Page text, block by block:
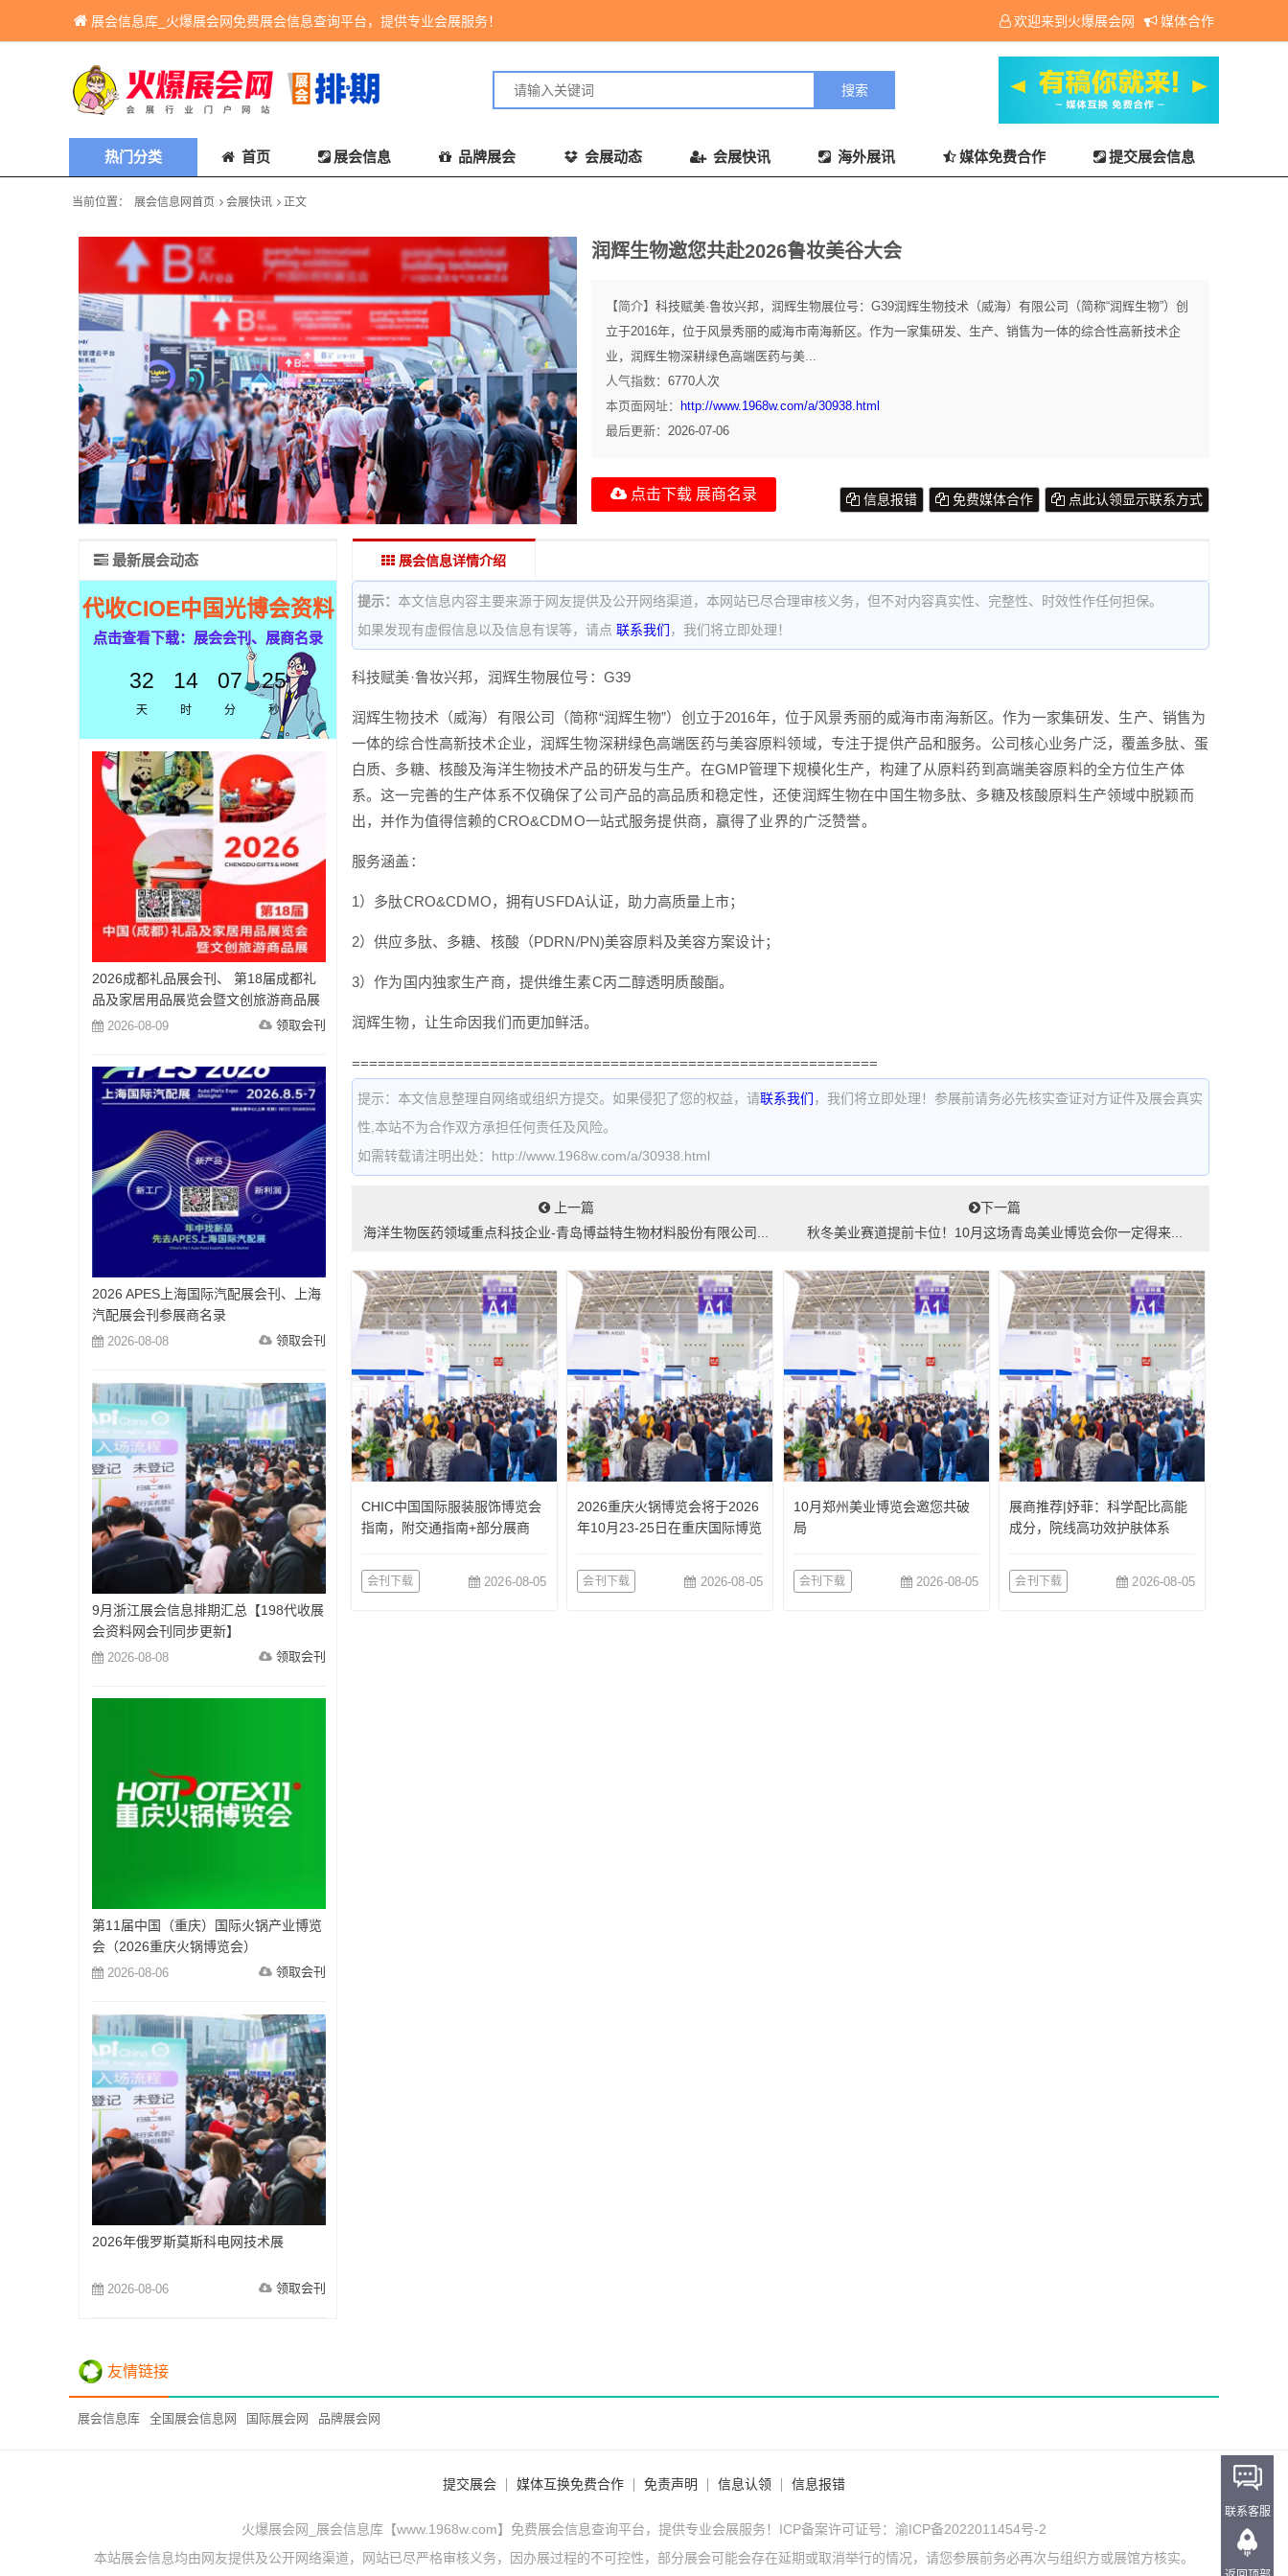
展会信息库_火爆展会网免费展会信息查询平台，提供专业会展服务！ 欢迎来到火爆展会网 媒体合作
热门分类 首页 展会信息 品牌展会 会展动态 会展快讯 海外展讯 媒体免费合作 提交展会信息
当前位置： 展会信息网首页 会展快讯 正文
润辉生物邀您共赴2026鲁妆美谷大会
【简介】 科技赋美·鲁妆兴邦，润辉生物展位号：G39润辉生物技术（威海）有限公司（简称“润辉生物”）创
立于2016年，位于风景秀丽的威海市南海新区。作为一家集研发、生产、销售为一体的综合性高新技术企
业，润辉生物深耕绿色高端医药与美...
人气指数： 6770人次
本页面网址：
http://www.1968w.com/a/30938.html
最后更新： 2026-07-06
点击下载 展商名录 点此认领显示联系方式
免费媒体合作
信息报错
展会信息详情介绍
提示： 本文信息内容主要来源于网友提供及公开网络渠道，本网站已尽合理审核义务，但不对内容真实性、完整性、时效性作任何担保。
如果发现有虚假信息以及信息有误等，请点 联系我们 ，我们将立即处理！
科技赋美·鲁妆兴邦，润辉生物展位号：G39
润辉生物技术（威海）有限公司（简称“润辉生物”）创立于2016年，位于风景秀丽的威海市南海新区。作为一家集研发、生产、销售为
一体的综合性高新技术企业，润辉生物深耕绿色高端医药与美容原料领域，专注于提供产品和服务。公司核心业务广泛，覆盖多肽、蛋
白质、多糖、核酸及海洋生物技术产品的研发与生产。在GMP管理下规模化生产，构建了从原料药到高端美容原料的全方位生产体
系。这一完善的生产体系不仅确保了公司产品的高品质和稳定性，还使润辉生物在中国生物多肽、多糖及核酸原料生产领域中脱颖而
出，并作为值得信赖的CRO&CDMO一站式服务提供商，赢得了业界的广泛赞誉。
服务涵盖：
1）多肽CRO&CDMO，拥有USFDA认证，助力高质量上市；
2）供应多肽、多糖、核酸（PDRN/PN)美容原料及美容方案设计；
3）作为国内独家生产商，提供维生素C丙二醇透明质酸酯。
润辉生物，让生命因我们而更加鲜活。
=============================================================
提示：本文信息整理自网络或组织方提交。如果侵犯了您的权益，请联系我们 ，我们将立即处理！参展前请务必先核实查证对方证件及展会真实
性,本站不为合作双方承担任何责任及风险。
如需转载请注明出处：http://www.1968w.com/a/30938.html
上一篇
海洋生物医药领域重点科技企业-青岛博益特生物材料股份有限公司...
下一篇
秋冬美业赛道提前卡位！10月这场青岛美业博览会你一定得来...
CHIC中国国际服装服饰博览会
指南，附交通指南+部分展商
会刊下载 2026-08-05
2026重庆火锅博览会将于2026
年10月23-25日在重庆国际博览
会刊下载 2026-08-05
10月郑州美业博览会邀您共破
局
会刊下载 2026-08-05
展商推荐|妤菲：科学配比高能
成分，院线高功效护肤体系
会刊下载 2026-08-05
最新展会动态
代收CIOE中国光博会资料
点击查看下载：展会会刊、展商名录
32
天
14
时
07
分
25
秒
2026成都礼品展会刊、 第18届成都礼
品及家居用品展览会暨文创旅游商品展
会刊参展商名录
2026-08-09 领取会刊
2026 APES上海国际汽配展会刊、上海
汽配展会刊参展商名录
2026-08-08 领取会刊
9月浙江展会信息排期汇总【198代收展
会资料网会刊同步更新】
2026-08-08 领取会刊
第11届中国（重庆）国际火锅产业博览
会（2026重庆火锅博览会）
2026-08-06 领取会刊
2026年俄罗斯莫斯科电网技术展
2026-08-06 领取会刊
友情链接
展会信息库 全国展会信息网 国际展会网 品牌展会网
提交展会 媒体互换免费合作 免责声明 信息认领 信息报错
火爆展会网_展会信息库【www.1968w.com】免费展会信息查询平台，提供专业会展服务！ICP备案许可证号： 渝ICP备2022011454号-2
本站展会信息均由网友提供及公开网络渠道，网站已尽严格审核义务，因办展过程的不可控性，部分展会可能会存在延期或取消举行的情况，请您参展前务必再次与组织方或展馆方核实。
联系客服